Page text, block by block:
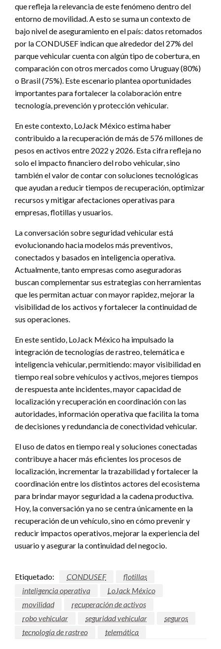
que refleja la relevancia de este fenómeno dentro del
entorno de movilidad. A esto se suma un contexto de
bajo nivel de aseguramiento en el país: datos retomados
por la CONDUSEF indican que alrededor del 27% del
parque vehicular cuenta con algún tipo de cobertura, en
comparación con otros mercados como Uruguay (80%)
o Brasil (75%). Este escenario plantea oportunidades
importantes para fortalecer la colaboración entre
tecnología, prevención y protección vehicular.
En este contexto, LoJack México estima haber
contribuido a la recuperación de más de 576 millones de
pesos en activos entre 2022 y 2026. Esta cifra refleja no
solo el impacto financiero del robo vehicular, sino
también el valor de contar con soluciones tecnológicas
que ayudan a reducir tiempos de recuperación, optimizar
recursos y mitigar afectaciones operativas para
empresas, flotillas y usuarios.
La conversación sobre seguridad vehicular está
evolucionando hacia modelos más preventivos,
conectados y basados en inteligencia operativa.
Actualmente, tanto empresas como aseguradoras
buscan complementar sus estrategias con herramientas
que les permitan actuar con mayor rapidez, mejorar la
visibilidad de los activos y fortalecer la continuidad de
sus operaciones.
En este sentido, LoJack México ha impulsado la
integración de tecnologías de rastreo, telemática e
inteligencia vehicular, permitiendo: mayor visibilidad en
tiempo real sobre vehículos y activos, mejores tiempos
de respuesta ante incidentes, mayor capacidad de
localización y recuperación en coordinación con las
autoridades, información operativa que facilita la toma
de decisiones y redundancia de conectividad vehicular.
El uso de datos en tiempo real y soluciones conectadas
contribuye a hacer más eficientes los procesos de
localización, incrementar la trazabilidad y fortalecer la
coordinación entre los distintos actores del ecosistema
para brindar mayor seguridad a la cadena productiva.
Hoy, la conversación ya no se centra únicamente en la
recuperación de un vehículo, sino en cómo prevenir y
reducir impactos operativos, mejorar la experiencia del
usuario y asegurar la continuidad del negocio.
Etiquetado: CONDUSEF
flotillas
inteligencia operativa
LoJack México
movilidad
recuperación de activos
robo vehicular
seguridad vehicular
seguros
tecnología de rastreo
telemática